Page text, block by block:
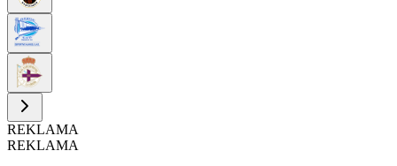
REKLAMA
REKLAMA